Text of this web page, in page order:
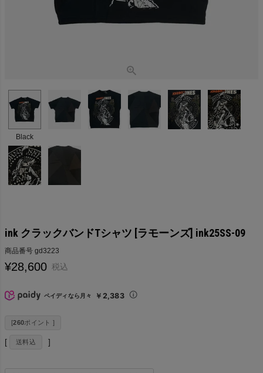
Black
ink クラックバンドTシャツ [ラモーンズ] ink25SS-09
商品番号 gd3223
¥28,600 税込
ペイディなら月々 ￥2,383
[260ポイント ]
送料込